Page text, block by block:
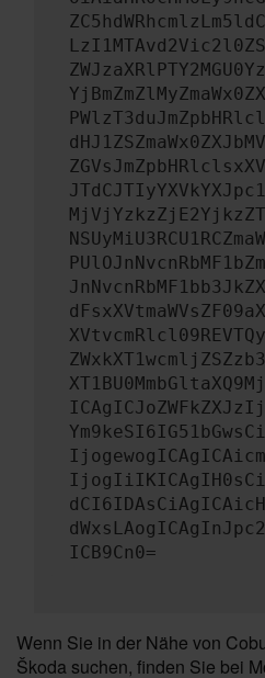
ICB9Cn0=
Wenn Sie in der Nähe von
Škoda suchen, finden Sie bei